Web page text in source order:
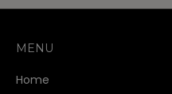
MENU
Home